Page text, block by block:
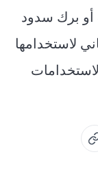
أو برك سدود
لاستخدامها